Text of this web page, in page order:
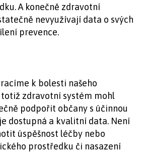
A konečně zdravotní
nevyužívají data o svých
prevence.
k bolesti našeho
zdravotní systém mohl
podpořit občany s účinnou
dostupná a kvalitní data. Není
úspěšnost léčby nebo
prostředku či nasazení